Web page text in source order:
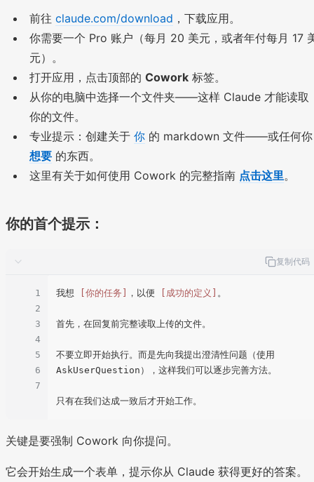
前往 claude.com/download ，下载应用。
你需要一个 Pro 账户（每月 20 美元，或者年付每月 17
元）。
打开应用，点击顶部的 Cowork 标签。
从你的电脑中选择一个文件夹——这样 Claude 才能读取
你的文件。
专业提示：创建关于 你 的 markdown 文件——或任何你
想要 的东西。
这里有关于如何使用 Cowork 的完整指南 点击这里。
你的首个提示：
复制代码
1
2
3
4
5
6
7
我想 [你的任务] ，以便 [成功的定义] 。
首先，在回复前完整读取上传的文件。
不要立即开始执行。而是先向我提出澄清性问题（使用
AskUserQuestion），这样我们可以逐步完善方法。
关键是要强制 Cowork 向你提问。
它会开始生成一个表单，提示你从 Claude 获得更好的答案。